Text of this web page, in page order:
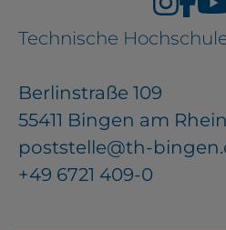
Technische
Berlinstraße 109
55411 Bingen am Rhein
poststelle@th-
+49 6721 409-0